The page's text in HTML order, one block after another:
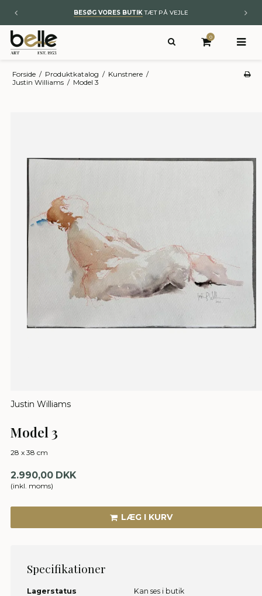
BYT TIL NYT– KUNST OG ÆGTE TÆPPER
0
Forside / Produktkatalog / Kunstnere /
Justin Williams / Model 3
Justin Williams
Model 3
28 x 38 cm
2.990,00 DKK
(inkl. moms)
LÆG I KURV
Specifikationer
Lagerstatus Kan ses i butik